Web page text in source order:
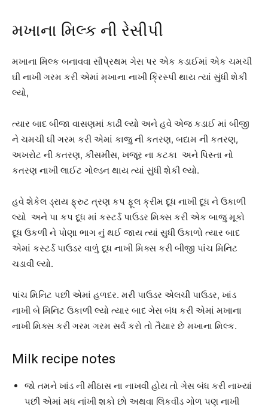
મખાના મિલ્ક ની રેસીપી
મખાના મિલ્ક બનાવવા સૌપ્રથમ ગેસ પર એક કડાઈમાં એક ચમચી
ઘી નાખી ગરમ કરી એમાં મખાના નાખી ક્રિસ્પી થાય ત્યાં સુંધી શેકી
લ્યો,
ત્યાર બાદ બીજા વાસણમાં કાઢી લ્યો અને હવે એજ કડાઈ માં બીજી
ને ચમચી ઘી ગરમ કરી એમાં કાજુ ની કતરણ, બદામ ની કતરણ,
અખરોટ ની કતરણ, કીસમીસ, ખજૂર ના કટકા અને પિસ્તા નો
કતરણ નાખી લાઈટ ગોલ્ડન થાય ત્યાં સુંધી શેકી લ્યો.
હવે શેકેલ ડ્રાય ફ્રુટ ત્રણ કપ ફૂલ ક્રીમ દૂધ નાખી દૂધ ને ઉકાળી
લ્યો અને પા કપ દૂધ માં કસ્ટર્ડ પાઉડર મિક્સ કરી એક બાજુ મૂકો
દૂધ ઉકળી ને પોણા ભાગ નું થઈ જાય ત્યાં સુધી ઉકાળો ત્યાર બાદ
એમાં કસ્ટર્ડ પાઉડર વાળું દૂધ નાખી મિક્સ કરી બીજી પાંચ મિનિટ
ચડાવી લ્યો.
પાંચ મિનિટ પછી એમાં હળદર. મરી પાઉડર એલચી પાઉડર, ખાંડ
નાખી બે મિનિટ ઉકાળી લ્યો ત્યાર બાદ ગેસ બંધ કરી એમાં મખાના
નાખી મિક્સ કરી ગરમ ગરમ સર્વ કરો તો તૈયાર છે મખાના મિલ્ક.
Milk recipe notes
જો તમને ખાંડ ની મીઠાસ ના નાખવી હોય તો ગેસ બંધ કરી નાખ્યાં
પછી એમાં મધ નાંખી શકો છો અથવા લિકવીડ ગોળ પણ નાખી